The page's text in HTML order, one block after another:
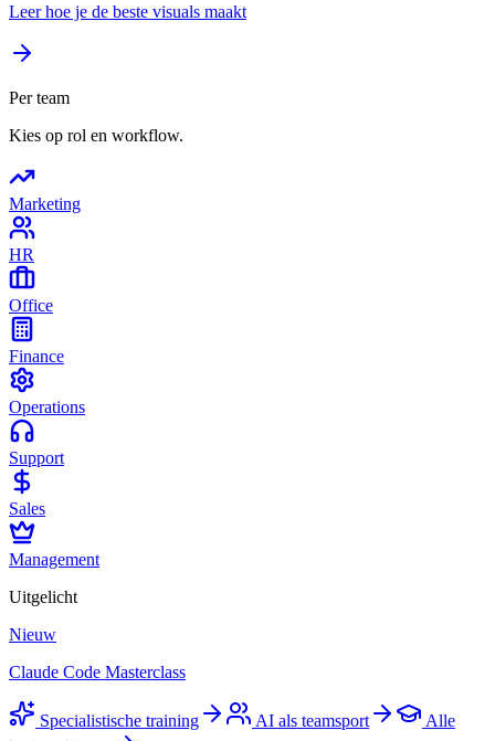
Leer hoe je de beste visuals maakt
Per team
Kies op rol en workflow.
Marketing
HR
Office
Finance
Operations
Support
Sales
Management
Uitgelicht
Nieuw
Claude Code Masterclass
Specialistische training AI als teamsport
Alle